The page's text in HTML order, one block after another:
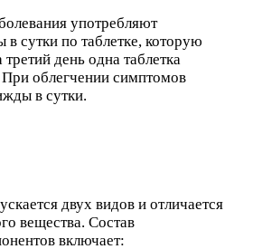
употребляют
в сутки по таблетке, которую
день одна таблетка
облегчении симптомов
в сутки.
двух видов и отличается
вещества. Состав
включает: